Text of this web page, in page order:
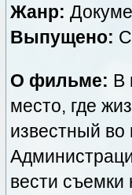
Жанр:
Выпущено:
О фильме: В
место, где
известный во
вести съемки